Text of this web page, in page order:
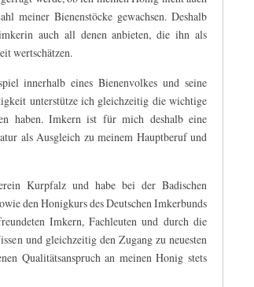
meiner Bienenstöcke gewachsen. Deshalb
auch all denen anbieten, die ihn als
wertschätzen.
innerhalb eines Bienenvolkes und seine
unterstütze ich gleichzeitig die wichtige
haben. Imkern ist für mich deshalb eine
als Ausgleich zu meinem Hauptberuf und
Kurpfalz und habe bei der Badischen
den Honigkurs des Deutschen Imkerbunds
Imkern, Fachleuten und durch die
und gleichzeitig den Zugang zu neuesten
Qualitätsanspruch an meinen Honig stets